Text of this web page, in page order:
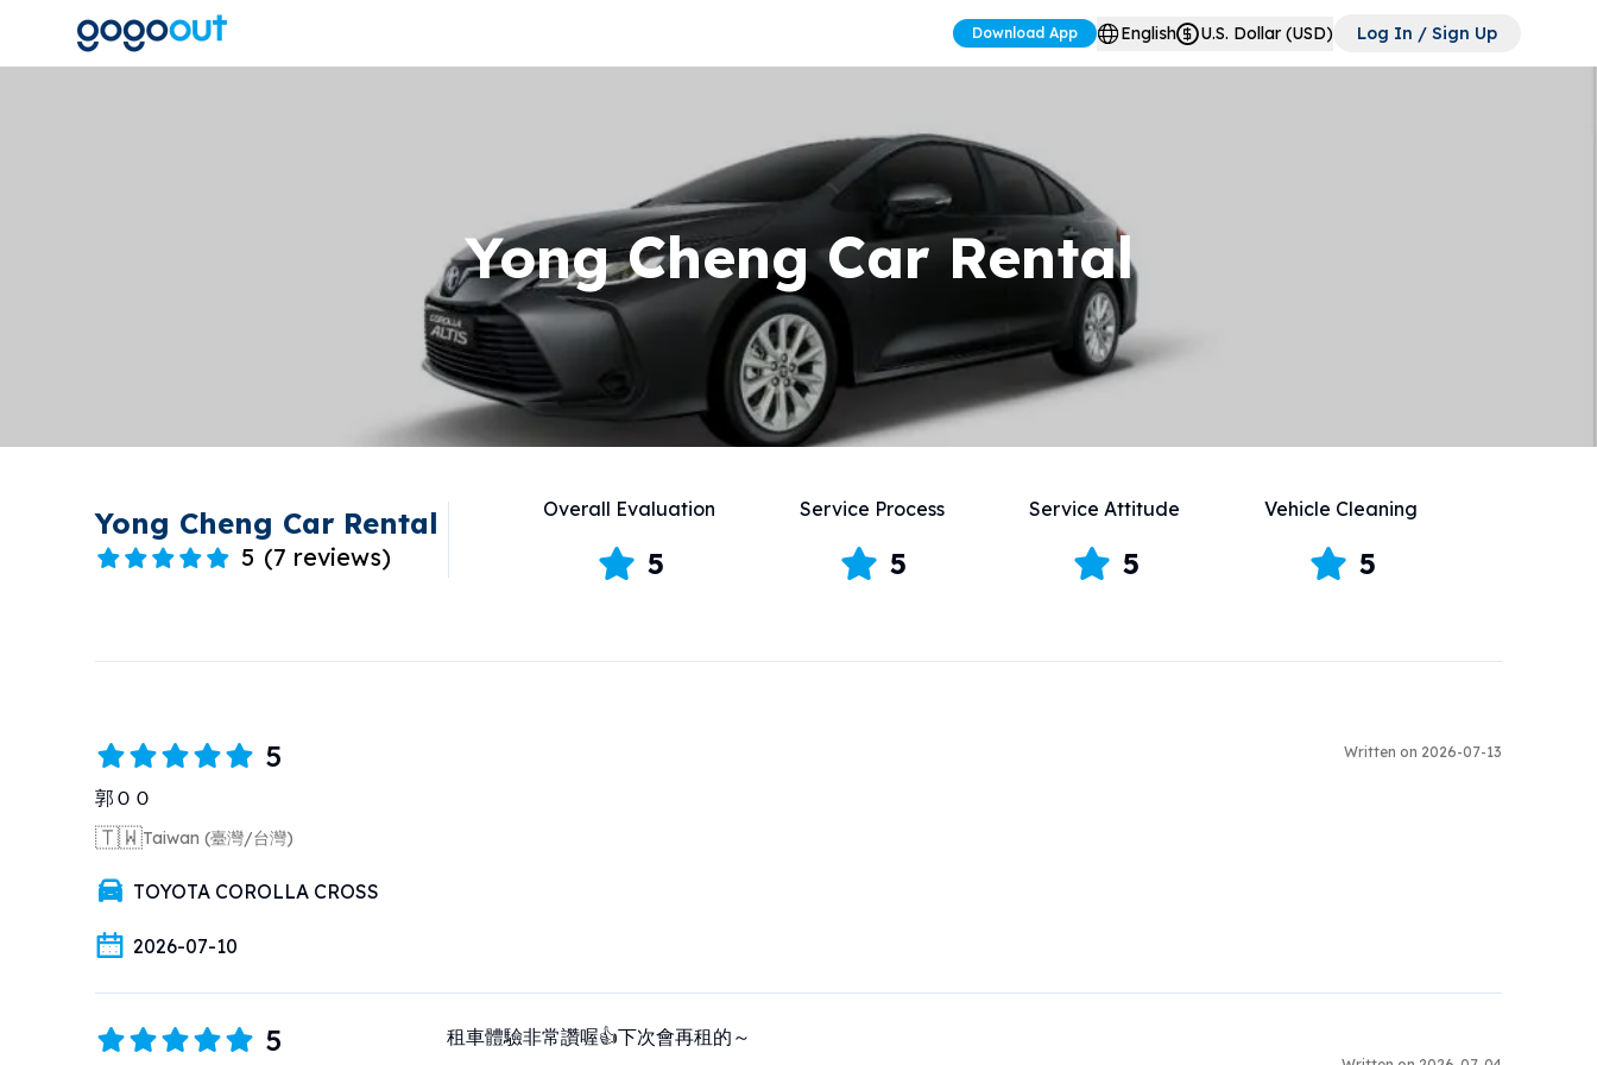
Download App English U.S. Dollar (USD) Log In / Sign Up
Yong Cheng Car Rental
Yong Cheng Car Rental
5 (7 reviews)
Overall Evaluation
5
Service Process
5
Service Attitude
5
Vehicle Cleaning
5
5
郭ＯＯ
🇹🇼Taiwan (臺灣/台灣)
TOYOTA COROLLA CROSS
2026-07-10
Written on 2026-07-13
5 租車體驗非常讚喔👍下次會再租的～